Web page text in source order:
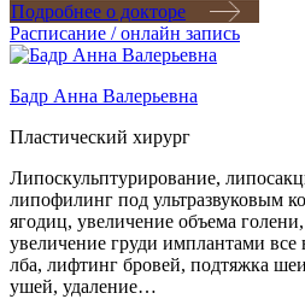
Подробнее о докторе
Расписание / онлайн запись
Бадр Анна Валерьевна
Пластический хирург
Липоскульптурирование,
липофилинг под ультразвуковым
ягодиц, увеличение объема
увеличение груди имплантами
лба, лифтинг бровей, подтяжка
ушей, удаление…